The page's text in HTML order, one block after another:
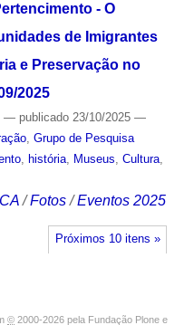
- O
de Imigrantes
e Preservação no
2025
— publicado23/10/2025 —
, Grupo de Pesquisa
, história, Museus, Cultura,
/Fotos /Eventos 2025
Próximos 10 itens »
© 2000-2026 pela Fundação Plone e